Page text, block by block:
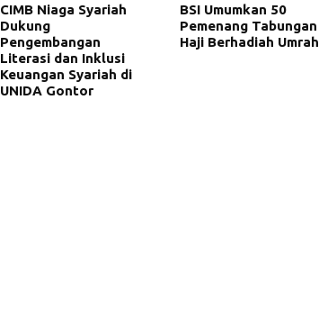
CIMB Niaga Syariah
Dukung
Pengembangan
Literasi dan Inklusi
Keuangan Syariah di
UNIDA Gontor
BSI Umumkan 50
Pemenang Tabungan
Haji Berhadiah Umrah